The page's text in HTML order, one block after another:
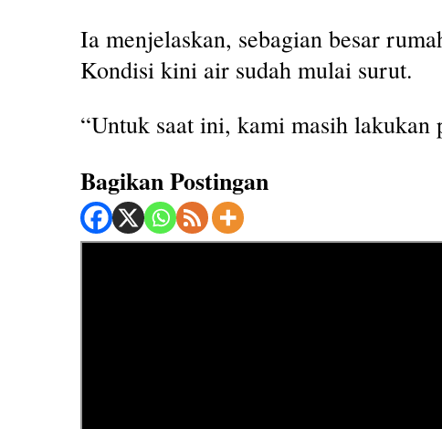
Ia menjelaskan, sebagian besar
Kondisi kini air sudah mulai surut.
“Untuk saat ini, kami masih lakukan
Bagikan Postingan